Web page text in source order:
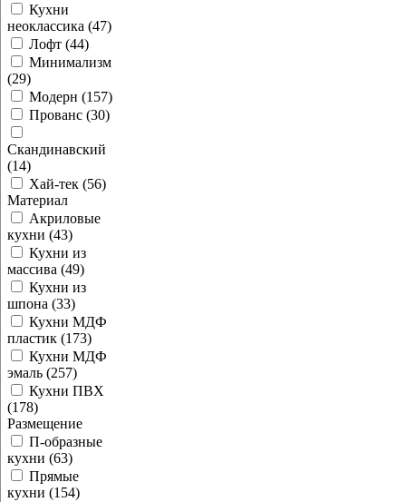
Кухни
неоклассика (47)
Лофт (44)
Минимализм
(29)
Модерн (157)
Прованс (30)
Скандинавский
(14)
Хай-тек (56)
Материал
Акриловые
кухни (43)
Кухни из
массива (49)
Кухни из
шпона (33)
Кухни МДФ
пластик (173)
Кухни МДФ
эмаль (257)
Кухни ПВХ
(178)
Размещение
П-образные
кухни (63)
Прямые
кухни (154)